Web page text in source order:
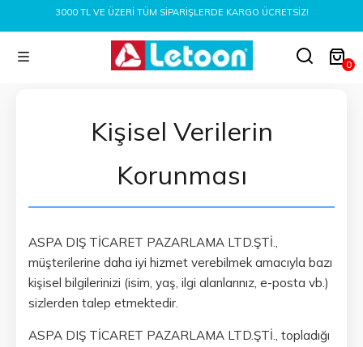
3000 TL VE ÜZERI TÜM SIPARIŞLERDE KARGO ÜCRETSIZ!
0
Kişisel Verilerin
Korunması
ASPA DIŞ TİCARET PAZARLAMA LTD.ŞTİ.,
müşterilerine daha iyi hizmet verebilmek amacıyla bazı
kişisel bilgilerinizi (isim, yaş, ilgi alanlarınız, e-posta vb.)
sizlerden talep etmektedir.
ASPA DIŞ TİCARET PAZARLAMA LTD.ŞTİ., topladığı